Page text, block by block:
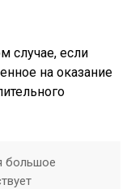
случае, если
на оказание
большое